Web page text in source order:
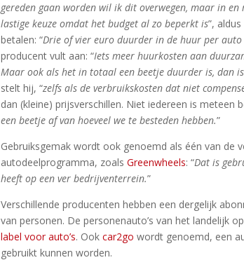
gereden gaan worden wil ik dit overwegen, maar in
lastige keuze omdat het budget al zo beperkt is”,
betalen: “Drie of vier euro duurder in de huur per
producent vult aan: “Iets meer huurkosten aan
Maar ook als het in totaal een beetje duurder is, dan
stelt hij, “zelfs als de verbruikskosten dat niet
dan (kleine) prijsverschillen. Niet iedereen is
een beetje af van hoeveel we te besteden hebben.”
Gebruiksgemak wordt ook genoemd als één van de
autodeelprogramma, zoals Greenwheels: “Dat is
heeft op een ver bedrijventerrein.”
Verschillende producenten hebben een dergelijk
van personen. De personenauto’s van het landelijk
label voor auto’s. Ook car2go wordt genoemd, een
gebruikt kunnen worden.